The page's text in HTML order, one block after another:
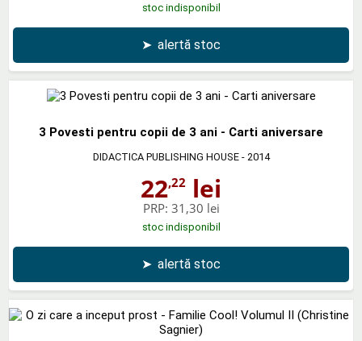
stoc indisponibil
➤ alertă stoc
3 Povesti pentru copii de 3 ani - Carti aniversare
DIDACTICA PUBLISHING HOUSE- 2014
22,22 lei
PRP: 31,30 lei
stoc indisponibil
➤ alertă stoc